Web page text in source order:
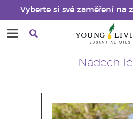
Vyberte si své zaměření na
Nádech